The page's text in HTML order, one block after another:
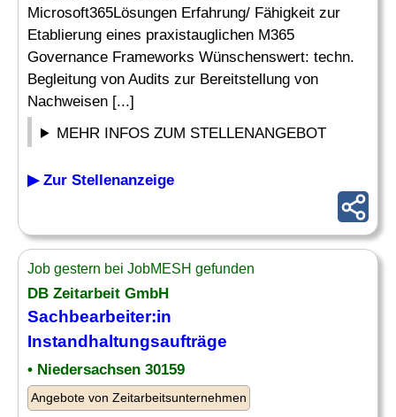
Microsoft365Lösungen Erfahrung/ Fähigkeit zur
Etablierung eines praxistauglichen M365
Governance Frameworks Wünschenswert: techn.
Begleitung von Audits zur Bereitstellung von
Nachweisen [...]
MEHR INFOS ZUM STELLENANGEBOT
▶ Zur Stellenanzeige
Job gestern bei JobMESH gefunden
DB Zeitarbeit GmbH
Sachbearbeiter:in
Instandhaltungsaufträge
• Niedersachsen 30159
Angebote von Zeitarbeitsunternehmen